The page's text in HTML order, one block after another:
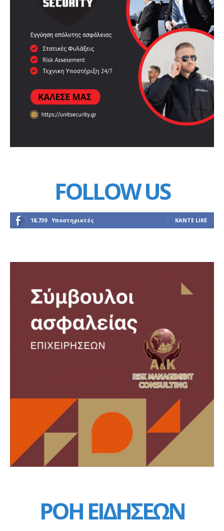
FOLLOW US
18,739 Υποστηρικτές ΚΆΝΤΕ LIKE
ΡΟΗ ΕΙΔΗΣΕΩΝ